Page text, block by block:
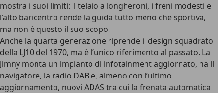
mostra i suoi limiti: il telaio a longheroni, i freni modesti e
l’alto baricentro rende la guida tutto meno che sportiva,
ma non è questo il suo scopo.
Anche la quarta generazione riprende il design squadrato
della LJ10 del 1970, ma è l’unico riferimento al passato. La
Jimny monta un impianto di infotainment aggiornato, ha il
navigatore, la radio DAB e, almeno con l’ultimo
aggiornamento, nuovi ADAS tra cui la frenata automatica